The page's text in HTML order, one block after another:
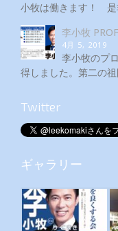
小牧は働きます！ 是
李小牧
4月 5, 2019
李小牧のプ
得しました。第二の
Twitter
ギャラリー